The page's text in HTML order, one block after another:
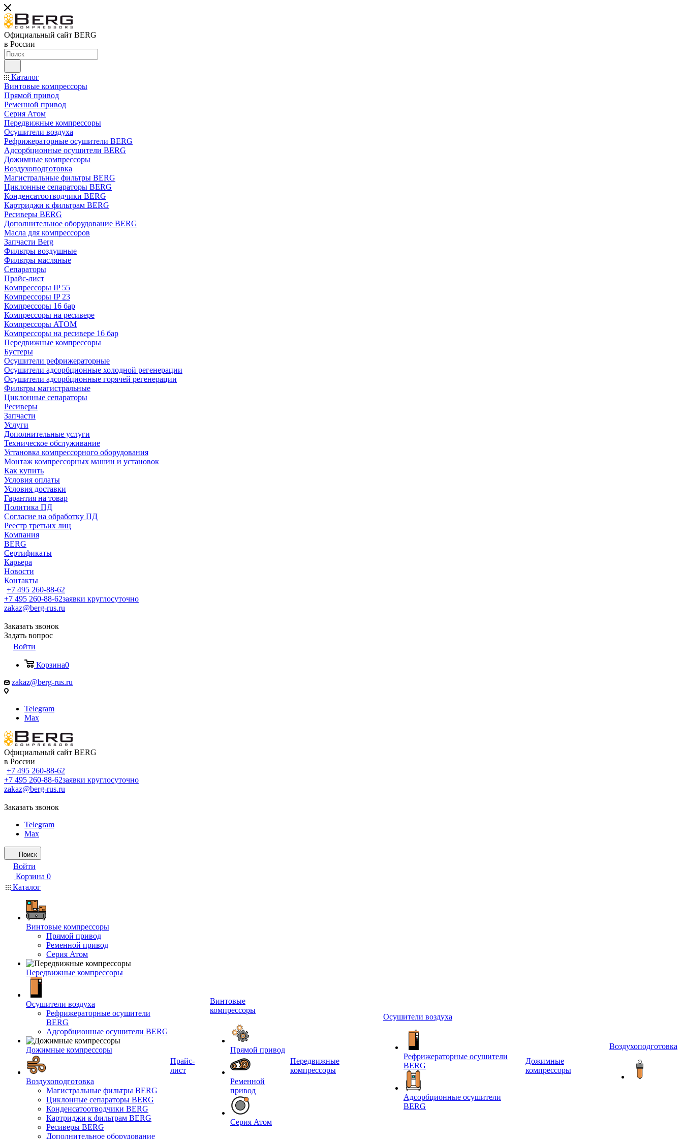
Официальный сайт BERG
в России
Каталог
Винтовые компрессоры
Прямой привод
Ременной привод
Серия Атом
Передвижные компрессоры
Осушители воздуха
Рефрижераторные осушители BERG
Адсорбционные осушители BERG
Дожимные компрессоры
Воздухоподготовка
Магистральные фильтры BERG
Циклонные сепараторы BERG
Конденсатоотводчики BERG
Картриджи к фильтрам BERG
Ресиверы BERG
Дополнительное оборудование BERG
Масла для компрессоров
Запчасти Berg
Фильтры воздушные
Фильтры масляные
Сепараторы
Прайс-лист
Компрессоры IP 55
Компрессоры IP 23
Компрессоры 16 бар
Компрессоры на ресивере
Компрессоры ATOM
Компрессоры на ресивере 16 бар
Передвижные компрессоры
Бустеры
Осушители рефрижераторные
Осушители адсорбционные холодной регенерации
Осушители адсорбционные горячей регенерации
Фильтры магистральные
Циклонные сепараторы
Ресиверы
Запчасти
Услуги
Дополнительные услуги
Техническое обслуживание
Установка компрессорного оборудования
Монтаж компрессорных машин и установок
Как купить
Условия оплаты
Условия доставки
Гарантия на товар
Политика ПД
Согласие на обработку ПД
Реестр третьих лиц
Компания
BERG
Сертификаты
Карьера
Новости
Контакты
+7 495 260-88-62
+7 495 260-88-62заявки круглосуточно
zakaz@berg-rus.ru
Заказать звонок
Задать вопрос
Войти
Корзина0
zakaz@berg-rus.ru
Telegram
Max
Официальный сайт BERG
в России
+7 495 260-88-62
+7 495 260-88-62заявки круглосуточно
zakaz@berg-rus.ru
Заказать звонок
Telegram
Max
Поиск
Войти
Корзина 0
Каталог
Винтовые компрессоры
Прямой привод
Ременной привод
Серия Атом
Передвижные компрессоры
Осушители воздуха
Рефрижераторные осушители
BERG
Адсорбционные осушители BERG
Дожимные компрессоры
Воздухоподготовка
Магистральные фильтры BERG
Циклонные сепараторы BERG
Конденсатоотводчики BERG
Картриджи к фильтрам BERG
Ресиверы BERG
Дополнительное оборудование
Прайс-
лист
Винтовые
компрессоры
Прямой привод
Ременной
привод
Серия Атом
Передвижные
компрессоры
Осушители воздуха
Рефрижераторные осушители
BERG
Адсорбционные осушители
BERG
Дожимные
компрессоры
Воздухоподготовка